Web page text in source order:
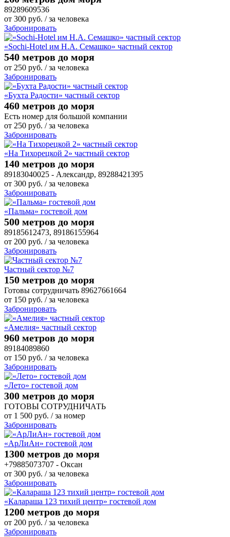
89289609536
от 300 руб. / за человека
Забронировать
«Sochi-Hotel им Н.А. Семашко» частный сектор
540 метров до моря
от 250 руб. / за человека
Забронировать
«Бухта Радости» частный сектор
460 метров до моря
Есть номер для большой компании
от 250 руб. / за человека
Забронировать
«На Тихорецкой 2» частный сектор
140 метров до моря
89183040025 - Александр, 89288421395
от 300 руб. / за человека
Забронировать
«Пальма» гостевой дом
500 метров до моря
89185612473, 89186155964
от 200 руб. / за человека
Забронировать
Частный сектор №7
150 метров до моря
Готовы сотрудничать 89627661664
от 150 руб. / за человека
Забронировать
«Амелия» частный сектор
960 метров до моря
89184089860
от 150 руб. / за человека
Забронировать
«Лето» гостевой дом
300 метров до моря
ГОТОВЫ СОТРУДНИЧАТЬ
от 1 500 руб. / за номер
Забронировать
«АрЛиАн» гостевой дом
1300 метров до моря
+79885073707 - Оксан
от 300 руб. / за человека
Забронировать
«Калараша 123 тихий центр» гостевой дом
1200 метров до моря
от 200 руб. / за человека
Забронировать